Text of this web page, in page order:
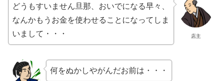
店主
どうもすいません旦那、おいでになる早々、
なんかもうお金を使わせることになってしま
いまして・・・
何をぬかしやがんだお前は・・・